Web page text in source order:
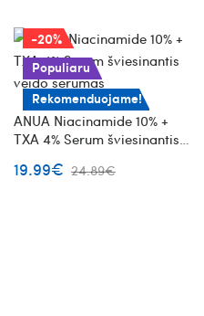
-20%
Populiaru
Rekomenduojame!
ANUA Niacinamide 10% +
TXA 4% Serum šviesinantis
19.99€ 24.89€